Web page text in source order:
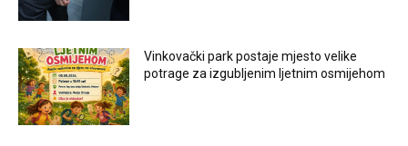
Vinkovački park postaje mjesto velike
potrage za izgubljenim ljetnim osmijehom